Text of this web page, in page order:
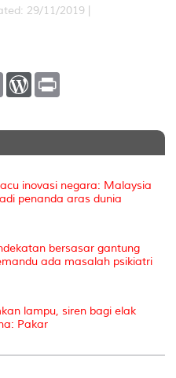
29/11/2019 |
C
L
n
W
P
e
t
inovasi negara: Malaysia
penanda aras dunia
bersasar gantung
ada masalah psikiatri
lampu, siren bagi elak
Pakar